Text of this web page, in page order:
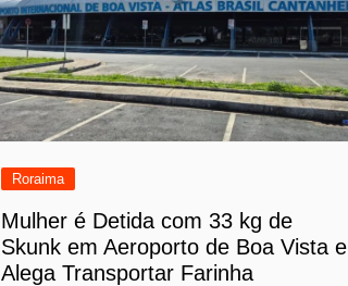
Roraima
Mulher é Detida com 33 kg de
Skunk em Aeroporto de Boa Vista e
Alega Transportar Farinha